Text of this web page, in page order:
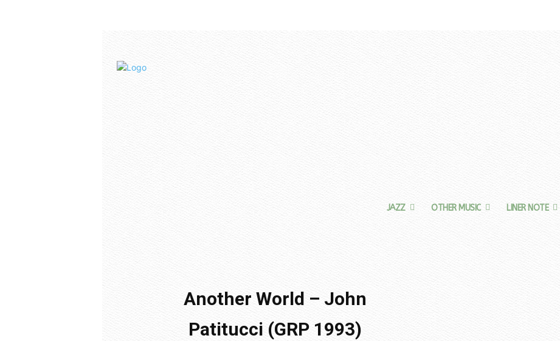
JAZZ OTHER MUSIC LINER NOTE
Another World – John
Patitucci (GRP 1993)